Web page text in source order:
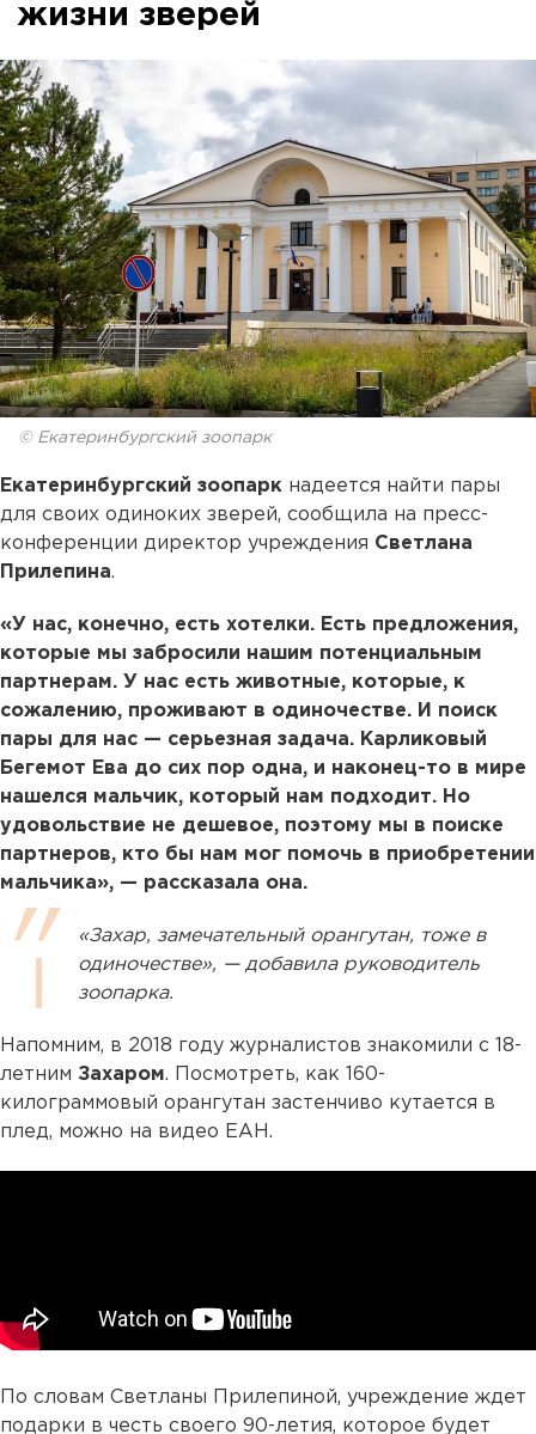
жизни зверей
© Екатеринбургский зоопарк
Екатеринбургский зоопарк надеется найти пары
для своих одиноких зверей, сообщила на пресс-
конференции директор учреждения Светлана
Прилепина.
«У нас, конечно, есть хотелки. Есть предложения,
которые мы забросили нашим потенциальным
партнерам. У нас есть животные, которые, к
сожалению, проживают в одиночестве. И поиск
пары для нас — серьезная задача. Карликовый
Бегемот Ева до сих пор одна, и наконец-то в мире
нашелся мальчик, который нам подходит. Но
удовольствие не дешевое, поэтому мы в поиске
партнеров, кто бы нам мог помочь в приобретении
мальчика», — рассказала она.
«Захар, замечательный орангутан, тоже в
одиночестве», — добавила руководитель
зоопарка.
Напомним, в 2018 году журналистов знакомили с 18-
летним Захаром. Посмотреть, как 160-
килограммовый орангутан застенчиво кутается в
плед, можно на видео ЕАН.
По словам Светланы Прилепиной, учреждение ждет
подарки в честь своего 90-летия, которое будет